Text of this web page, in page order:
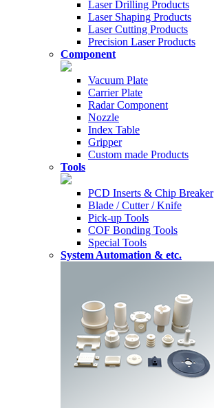
Laser Drilling Products
Laser Shaping Products
Laser Cutting Products
Precision Laser Products
Component
Vacuum Plate
Carrier Plate
Radar Component
Nozzle
Index Table
Gripper
Custom made Products
Tools
PCD Inserts & Chip Breaker
Blade / Cutter / Knife
Pick-up Tools
COF Bonding Tools
Special Tools
System Automation & etc.